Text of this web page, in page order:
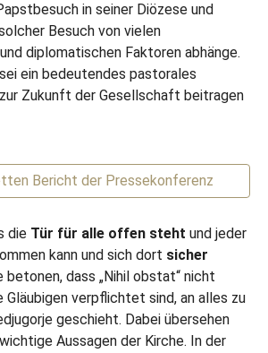
in seiner Diözese und
Besuch von vielen
diplomatischen Faktoren abhänge.
ein bedeutendes pastorales
zur Zukunft der Gesellschaft beitragen
Bericht der Pressekonferenz
die Tür für alle offen steht und jeder
kann und sich dort sicher
betonen, dass „Nihil obstat“ nicht
verpflichtet sind, an alles zu
geschieht. Dabei übersehen
Aussagen der Kirche. In der